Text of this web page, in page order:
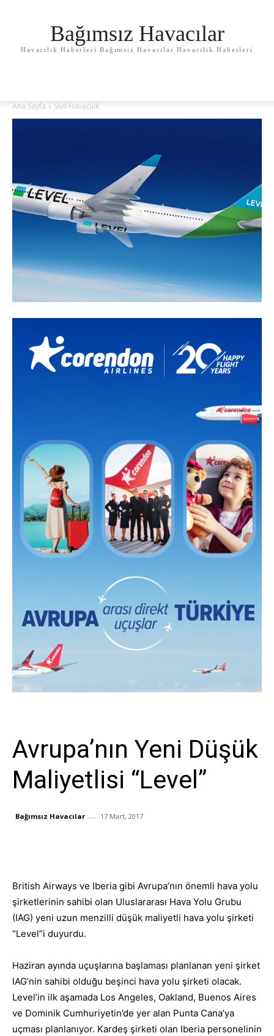
Bağımsız Havacılar
Havacılık Haberleri Bağımsız Havacılar Havacılık Haberleri
Ana Sayfa Sivil Havacılık
Avrupa’nın Yeni Düşük
Maliyetlisi “Level”
Bağımsız Havacılar 17 Mart, 2017
British Airways ve Iberia gibi Avrupa’nın önemli hava yolu
şirketlerinin sahibi olan Uluslararası Hava Yolu Grubu
(IAG) yeni uzun menzilli düşük maliyetli hava yolu şirketi
“Level”i duyurdu.
Haziran ayında uçuşlarına başlaması planlanan yeni şirket
IAG’nin sahibi olduğu beşinci hava yolu şirketi olacak.
Level’in ilk aşamada Los Angeles, Oakland, Buenos Aires
ve Dominik Cumhuriyetin’de yer alan Punta Cana’ya
uçması planlanıyor. Kardeş şirketi olan Iberia personelinin